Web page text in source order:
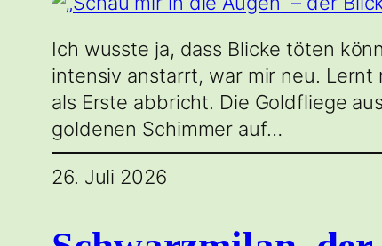
Ich wusste ja, dass Blicke töten
intensiv anstarrt, war mir neu.
als Erste abbricht. Die Goldfliege
goldenen Schimmer auf…
26. Juli 2026